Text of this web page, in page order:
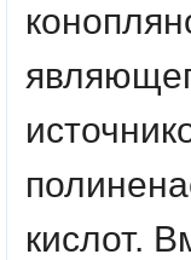
кислот.